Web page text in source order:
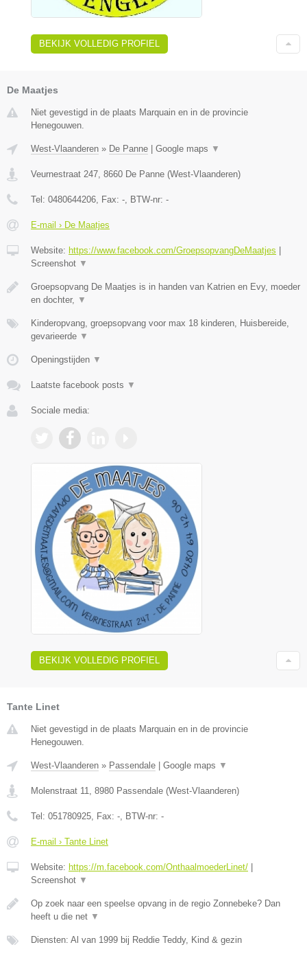
BEKIJK VOLLEDIG PROFIEL
De Maatjes
Niet gevestigd in de plaats Marquain en in de provincie
Henegouwen.
West-Vlaanderen » De Panne Google maps ▼
Veurnestraat 247 8660 De Panne (West-Vlaanderen)
Tel: 0480644206 , Fax: - , BTW-nr: -
E-mail › De Maatjes
Website: https://www.facebook.com/GroepsopvangDeMaatjes
Screenshot ▼
Groepsopvang De Maatjes is in handen van Katrien en Evy, moeder
en dochter,
▼
Kinderopvang, groepsopvang voor max 18 kinderen, Huisbereide,
gevarieerde ▼
Openingstijden ▼
Laatste facebook posts ▼
Sociale media:
BEKIJK VOLLEDIG PROFIEL
Tante Linet
Niet gevestigd in de plaats Marquain en in de provincie
Henegouwen.
West-Vlaanderen » Passendale Google maps ▼
Molenstraat 11 8980 Passendale (West-Vlaanderen)
Tel: 051780925 , Fax: - , BTW-nr: -
E-mail › Tante Linet
Website: https://m.facebook.com/OnthaalmoederLinet/
Screenshot ▼
Op zoek naar een speelse opvang in de regio Zonnebeke? Dan
heeft u die net ▼
Diensten: Al van 1999 bij Reddie Teddy, Kind & gezin